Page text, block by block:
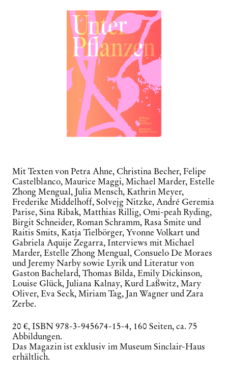
Mit Texten von Petra Ahne, Christina Becher, Felipe
Castelblanco, Maurice Maggi, Michael Marder, Estelle
Zhong Mengual, Julia Mensch, Kathrin Meyer,
Frederike Middelhoff, Solvejg Nitzke, André Geremia
Parise, Sina Ribak, Matthias Rillig, Omi-peah Ryding,
Birgit Schneider, Roman Schramm, Rasa Smite und
Raitis Smits, Katja Tielbörger, Yvonne Volkart und
Gabriela Aquije Zegarra, Interviews mit Michael
Marder, Estelle Zhong Mengual, Consuelo De Moraes
und Jeremy Narby sowie Lyrik und Literatur von
Gaston Bachelard, Thomas Bilda, Emily Dickinson,
Louise Glück, Juliana Kalnay, Kurd Laßwitz, Mary
Oliver, Eva Seck, Miriam Tag, Jan Wagner und Zara
Zerbe.
20 €, ISBN 978-3-945674-15-4, 160 Seiten, ca. 75
Abbildungen.
Das Magazin ist exklusiv im Museum Sinclair-Haus
erhältlich.